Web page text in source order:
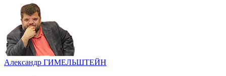
Александр ГИМЕЛЬШТЕЙН